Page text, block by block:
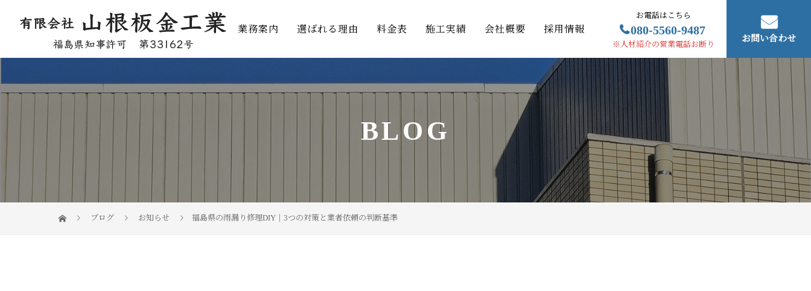
業務案内 選ばれる理由 料金表 施工実績 会社概要 採用情報
お電話はこちら
080-5560-9487
※人材紹介の営業電話お断り
お問い合わせ
BLOG
ブログ お知らせ 福島県の雨漏り修理DIY｜3つの対策と業者依頼の判断基準